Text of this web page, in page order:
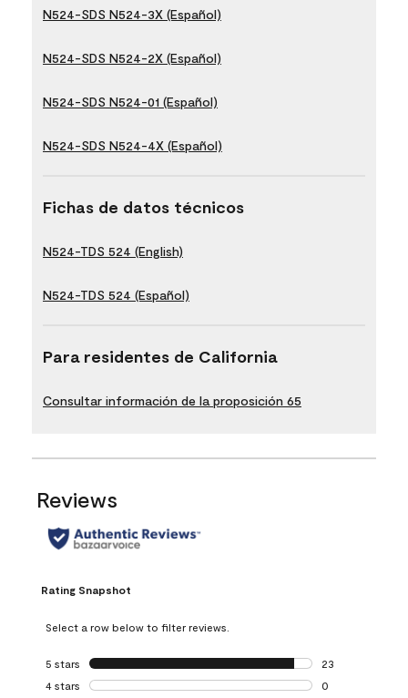
N524-SDS N524-3X (Español)
N524-SDS N524-2X (Español)
N524-SDS N524-01 (Español)
N524-SDS N524-4X (Español)
Fichas de datos técnicos
N524-TDS 524 (English)
N524-TDS 524 (Español)
Para residentes de California
Consultar información de la proposición 65
Reviews
Rating Snapshot
Select a row below to filter reviews.
5 stars stars
23
23 reviews with
4 stars stars
0